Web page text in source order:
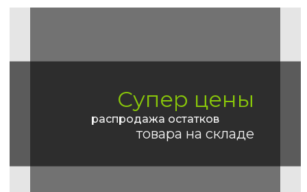
Супер цены
распродажа остатков
товара на складе